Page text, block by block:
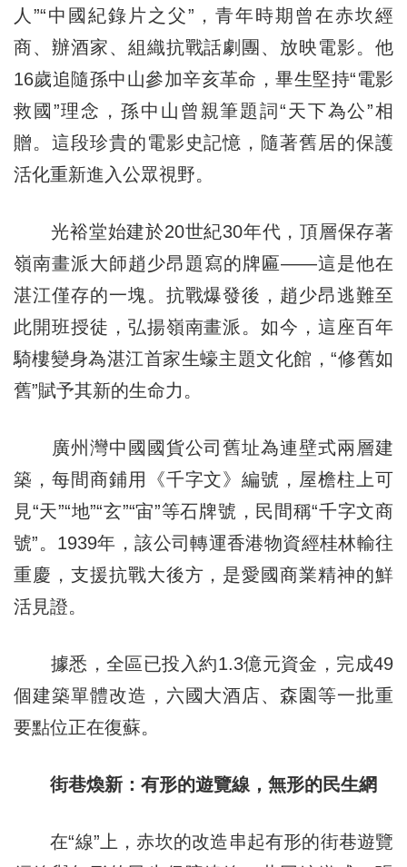
人”“中國紀錄片之父”，青年時期曾在赤坎經
商、辦酒家、組織抗戰話劇團、放映電影。他
16歲追隨孫中山參加辛亥革命，畢生堅持“電影
救國”理念，孫中山曾親筆題詞“天下為公”相
贈。這段珍貴的電影史記憶，隨著舊居的保護
活化重新進入公眾視野。
光裕堂始建於20世紀30年代，頂層保存著
嶺南畫派大師趙少昂題寫的牌匾——這是他在
湛江僅存的一塊。抗戰爆發後，趙少昂逃難至
此開班授徒，弘揚嶺南畫派。如今，這座百年
騎樓變身為湛江首家生蠔主題文化館，“修舊如
舊”賦予其新的生命力。
廣州灣中國國貨公司舊址為連壁式兩層建
築，每間商鋪用《千字文》編號，屋檐柱上可
見“天”“地”“玄”“宙”等石牌號，民間稱“千字文商
號”。1939年，該公司轉運香港物資經桂林輸往
重慶，支援抗戰大後方，是愛國商業精神的鮮
活見證。
據悉，全區已投入約1.3億元資金，完成49
個建築單體改造，六國大酒店、森園等一批重
要點位正在復蘇。
街巷煥新：有形的遊覽線，無形的民生網
在“線”上，赤坎的改造串起有形的街巷遊覽